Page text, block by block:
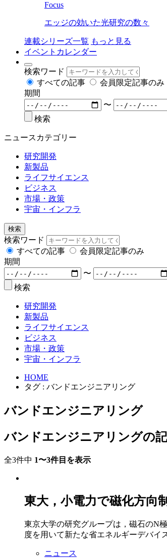
Focus
エッジの効いた光研究の数々
連載シリーズ一覧 もっと見る
イベントカレンダー
検索ワード
すべての記事
会員限定記事のみ
期間
〜
検索
ニュースカテゴリー
研究開発
新製品
ライフサイエンス
ビジネス
市場・政策
宇宙・インフラ
検索
検索ワード
すべての記事
会員限定記事のみ
期間
〜
検索
研究開発
新製品
ライフサイエンス
ビジネス
市場・政策
宇宙・インフラ
HOME
タグ : バンドエンジニアリング
バンドエンジニアリング
バンドエンジニアリングの
全3件中 1〜3件目を表示
東大，小電力で磁化方向
東京大学の研究グループは，磁石のN
度を用いて新たな省エネルギーデバイ
ニュース